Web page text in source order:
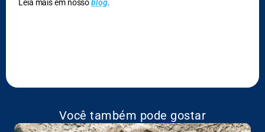
Leia mais em nossoblog.
Você também pode gostar